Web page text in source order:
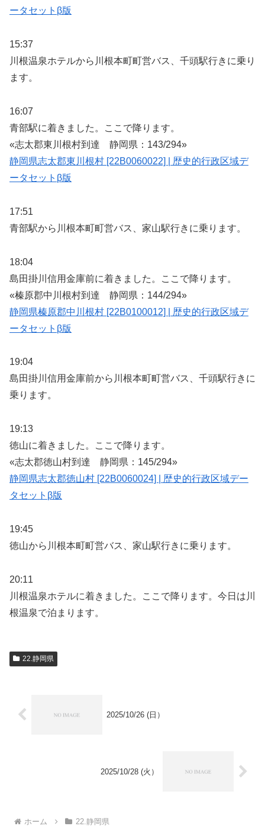
ータセットβ版
15:37
川根温泉ホテルから川根本町町営バス、千頭駅行きに乗り
ます。
16:07
青部駅に着きました。ここで降ります。
«志太郡東川根村到達 静岡県：143/294»
静岡県志太郡東川根村 [22B0060022] | 歴史的行政区域デ
ータセットβ版
17:51
青部駅から川根本町町営バス、家山駅行きに乗ります。
18:04
島田掛川信用金庫前に着きました。ここで降ります。
«榛原郡中川根村到達 静岡県：144/294»
静岡県榛原郡中川根村 [22B0100012] | 歴史的行政区域デ
ータセットβ版
19:04
島田掛川信用金庫前から川根本町町営バス、千頭駅行きに
乗ります。
19:13
徳山に着きました。ここで降ります。
«志太郡徳山村到達 静岡県：145/294»
静岡県志太郡徳山村 [22B0060024] | 歴史的行政区域デー
タセットβ版
19:45
徳山から川根本町町営バス、家山駅行きに乗ります。
20:11
川根温泉ホテルに着きました。ここで降ります。今日は川
根温泉で泊まります。
22.静岡県
2025/10/26 (日）
2025/10/28 (火）
ホーム 22.静岡県